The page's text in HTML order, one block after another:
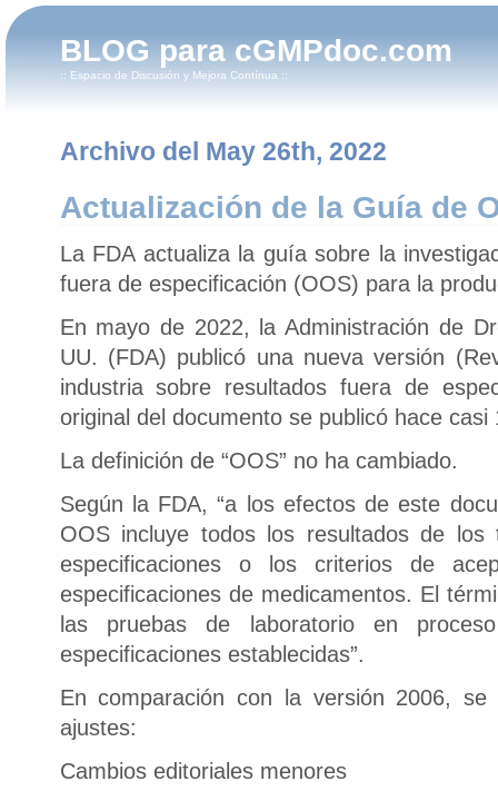
BLOG para cGMPdoc.com
:: Espacio de Discusión y Mejora Contínua ::
Archivo del May 26th, 2022
Actualización de la Guía de
La FDA actualiza la guía sobre la
fuera de especificación (OOS) para la
En mayo de 2022, la Administración de
UU. (FDA) publicó una nueva versión
industria sobre resultados fuera de
original del documento se publicó hace
La definición de “OOS” no ha cambiado.
Según la FDA, “a los efectos de este
OOS incluye todos los resultados de
especificaciones o los criterios de
especificaciones de medicamentos. El
las pruebas de laboratorio en
especificaciones establecidas”.
En comparación con la versión 2006, se
ajustes:
Cambios editoriales menores